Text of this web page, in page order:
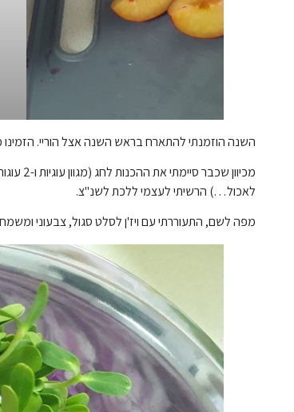
השנה הוזמנתי להתארח בראש השנה אצל הוריי. הזמינו
לאכול…) הרשיתי לעצמי ללכת לשנ"צ.
מפה לשם, התעוררתי עם ויז'ן לסלט סגול, צבעוני